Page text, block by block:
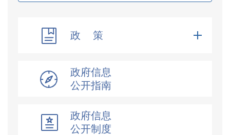
政 策
政府信息
公开指南
政府信息
公开制度